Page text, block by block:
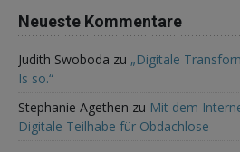
Neueste Kommentare
Judith Swoboda zu „Digitale
Is so.“
Stephanie Agethen zu Mit dem
Digitale Teilhabe für Obdachlose